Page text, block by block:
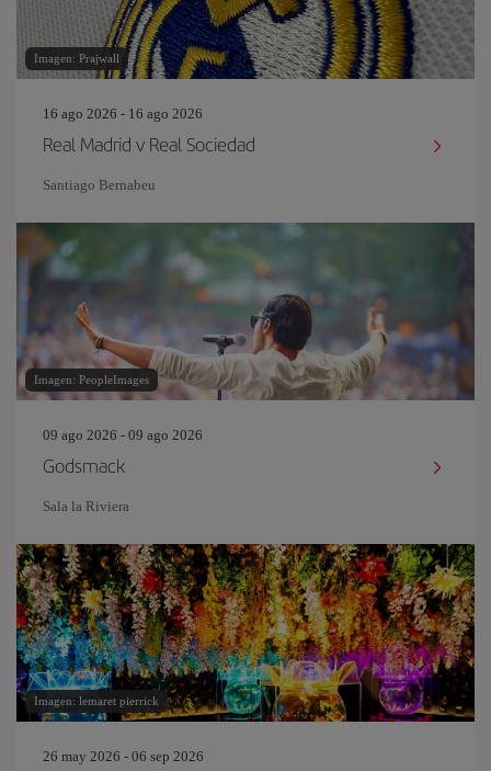
Imagen: Prajwall
16 ago 2026 - 16 ago 2026
Real Madrid v Real Sociedad
Santiago Bernabeu
Imagen: PeopleImages
09 ago 2026 - 09 ago 2026
Godsmack
Sala la Riviera
Imagen: lemaret pierrick
26 may 2026 - 06 sep 2026